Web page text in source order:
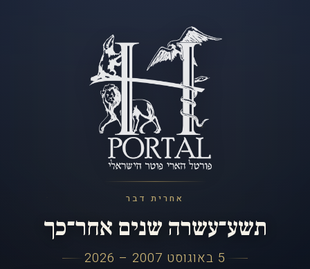
אחרית דבר
תשע־עשרה שנים אחר־כך
5 באוגוסט 2007 – 2026